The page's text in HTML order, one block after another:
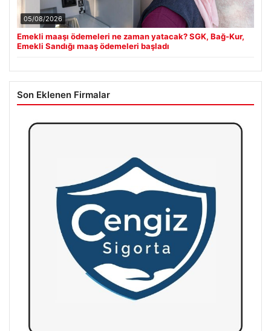
05/08/2026
Emekli maaşı ödemeleri ne zaman yatacak? SGK, Bağ-Kur,
Emekli Sandığı maaş ödemeleri başladı
Son Eklenen Firmalar